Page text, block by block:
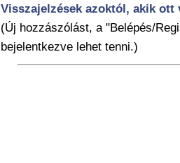
Visszajelzések azoktól, akik ott
(Új hozzászólást, a "Belépés/
bejelentkezve lehet tenni.)